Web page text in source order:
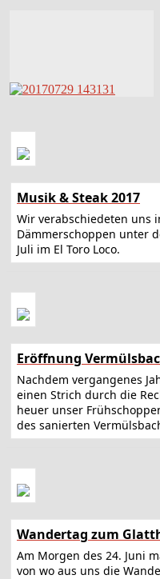
Musik & Steak 2017
Wir verabschiedeten uns
Dämmerschoppen unter
Juli im El Toro Loco.
Eröffnung
Nachdem vergangenes
einen Strich durch die
heuer unser
des sanierten
Wandertag zum
Am Morgen des 24. Juni
von wo aus uns die